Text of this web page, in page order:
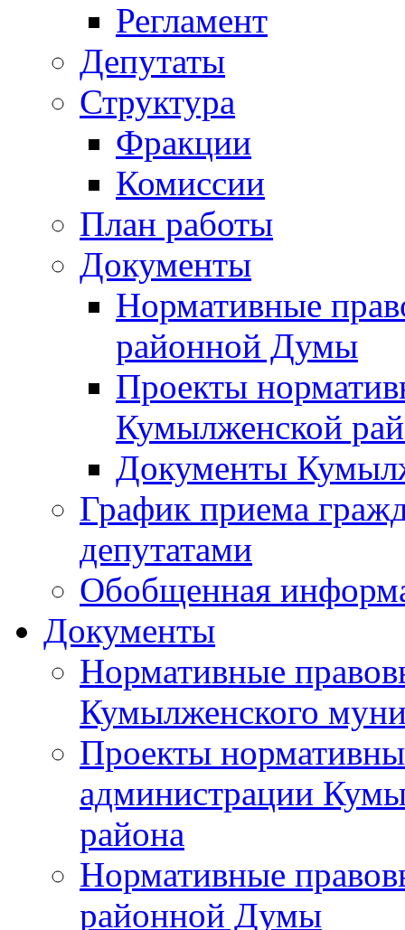
Регламент
Депутаты
Структура
Фракции
Комиссии
План работы
Документы
Нормативные
районной Думы
Проекты
Кумылженской
Документы
График приема
депутатами
Обобщенная
Документы
Нормативные
Кумылженского
Проекты
администрации
района
Нормативные
районной Думы